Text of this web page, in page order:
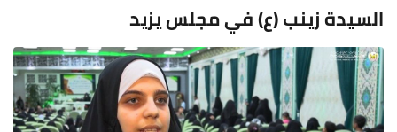
السيدة زينب (ع) في مجلس يزيد